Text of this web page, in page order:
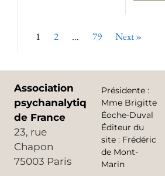
1 2 … 79 Next »
Association
psychanalytique
de France
23, rue
Chapon
75003 Paris
Présidente :
Mme Brigitte
Éoche-Duval
Éditeur du
site : Frédéric
de Mont-
Marin